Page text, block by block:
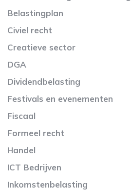
Belastingplan
Civiel recht
Creatieve sector
DGA
Dividendbelasting
Festivals en evenementen
Fiscaal
Formeel recht
Handel
ICT Bedrijven
Inkomstenbelasting